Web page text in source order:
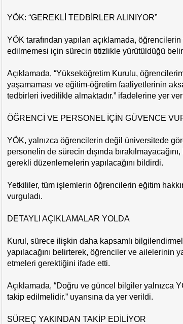
YÖK: “GEREKLİ TEDBİRLER ALINIYOR”
YÖK tarafından yapılan açıklamada,
edilmemesi için sürecin titizlikle yürütüldüğü
Açıklamada, “Yükseköğretim Kurulu,
yaşamaması ve eğitim-öğretim faaliyetlerinin
tedbirleri ivedilikle almaktadır.” ifadelerine yer
ÖĞRENCİ VE PERSONEL İÇİN GÜVENCE
YÖK, yalnızca öğrencilerin değil üniversitede
personelin de sürecin dışında
gerekli düzenlemelerin yapılacağını bildirdi.
Yetkililer, tüm işlemlerin öğrencilerin eğitim
vurguladı.
DETAYLI AÇIKLAMALAR YOLDA
Kurul, sürece ilişkin daha kapsamlı
yapılacağını belirterek, öğrenciler ve ailelerinin
etmeleri gerektiğini ifade etti.
Açıklamada, “Doğru ve güncel bilgiler yalnızca
takip edilmelidir.” uyarısına da yer verildi.
SÜREÇ YAKINDAN TAKİP EDİLİYOR